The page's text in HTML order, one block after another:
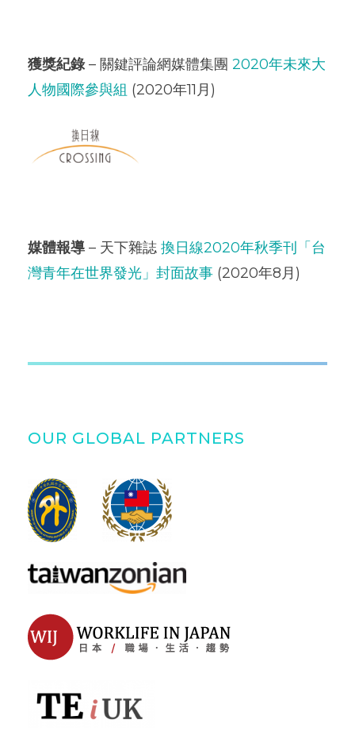
獲獎紀錄– 關鍵評論網媒體集團 2020年未來大
人物國際參與組 (2020年11月)
媒體報導 – 天下雜誌 換日線2020年秋季刊「台
灣青年在世界發光」封面故事 (2020年8月)
OUR GLOBAL PARTNERS